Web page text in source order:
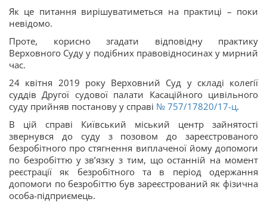
Як це питання вирішуватиметься на практиці – поки
невідомо.
Проте, корисно згадати відповідну практику
Верховного Суду у подібних правовідносинах у мирний
час.
24 квітня 2019 року Верховний Суд у складі колегії
суддів Другої судової палати Касаційного цивільного
суду прийняв постанову у справі № 757/17820/17-ц.
В цій справі Київський міський центр зайнятості
звернувся до суду з позовом до зареєстрованого
безробітного про стягнення виплаченої йому допомоги
по безробіттю у зв’язку з тим, що останній на момент
реєстрації як безробітного та в період одержання
допомоги по безробіттю був зареєстрований як фізична
особа-підприємець.